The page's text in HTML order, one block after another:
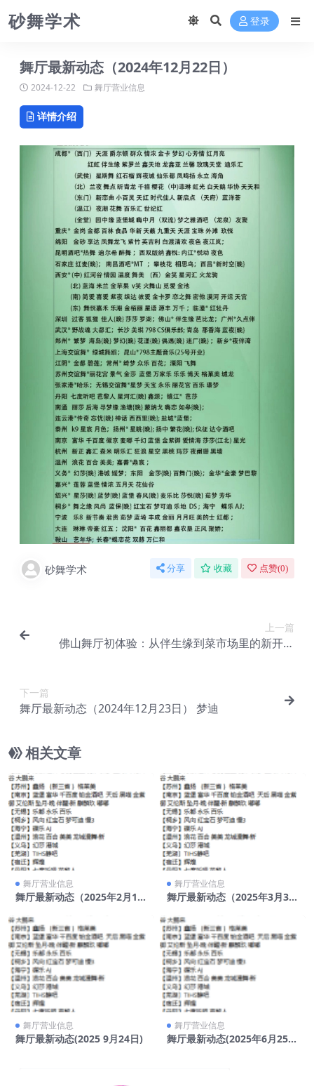
砂舞学术 登录
舞厅最新动态（2024年12月22日）
2024-12-22 舞厅营业信息
详情介绍
砂舞学术 分享 收藏 点赞(0)
上一篇
佛山舞厅初体验：从伴生缘到菜市场里的新开舞
下一篇
舞厅最新动态（2024年12月23日） 梦迪
相关文章
舞厅营业信息
舞厅最新动态（2025年2月17
舞厅营业信息
舞厅最新动态（2025年3月30
舞厅营业信息
舞厅最新动态(2025 9月24日)
舞厅营业信息
舞厅最新动态(2025年6月25